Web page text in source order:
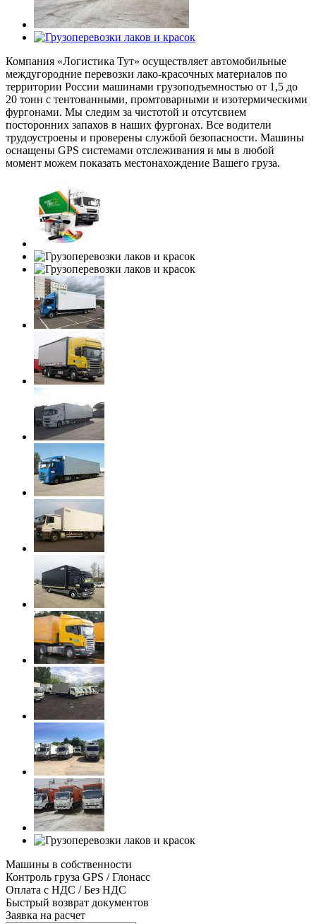
Компания «Логистика Тут» осуществляет автомобильные
междугородние перевозки лако-красочных материалов по
территории России машинами грузоподъемностью от 1,5 до
20 тонн с тентованными, промтоварными и изотермическими
фургонами. Мы следим за чистотой и отсутсвием
посторонних запахов в наших фургонах. Все водители
трудоустроены и проверены службой безопасности. Машины
оснащены GPS системами отслеживания и мы в любой
момент можем показать местонахождение Вашего груза.
Машины в собственности
Контроль груза GPS / Глонасс
Оплата с НДС / Без НДС
Быстрый возврат документов
Заявка на расчет